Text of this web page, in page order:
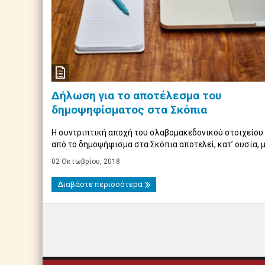
Δήλωση για το αποτέλεσμα του
δημοψηφίσματος στα Σκόπια
Η συντριπτική αποχή του σλαβομακεδονικού στοιχείου
από το δημοψήφισμα στα Σκόπια αποτελεί, κατ’ ουσία,
02 Οκτωβρίου, 2018
Διαβάστε περισσότερα